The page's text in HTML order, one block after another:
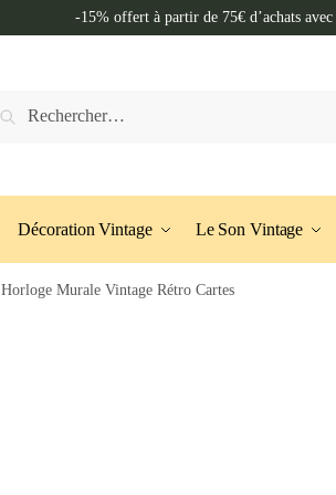
-15% offert à partir de 75€ d’achats
Décoration Vintage Le Son Vintage
Horloge Murale Vintage Rétro Cartes